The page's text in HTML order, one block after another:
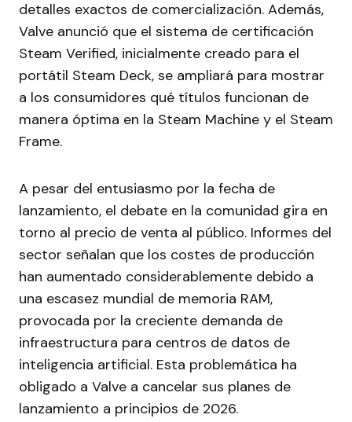
detalles exactos de comercialización. Además,
Valve anunció que el sistema de certificación
Steam Verified, inicialmente creado para el
portátil Steam Deck, se ampliará para mostrar
a los consumidores qué títulos funcionan de
manera óptima en la Steam Machine y el Steam
Frame.
A pesar del entusiasmo por la fecha de
lanzamiento, el debate en la comunidad gira en
torno al precio de venta al público. Informes del
sector señalan que los costes de producción
han aumentado considerablemente debido a
una escasez mundial de memoria RAM,
provocada por la creciente demanda de
infraestructura para centros de datos de
inteligencia artificial. Esta problemática ha
obligado a Valve a cancelar sus planes de
lanzamiento a principios de 2026.